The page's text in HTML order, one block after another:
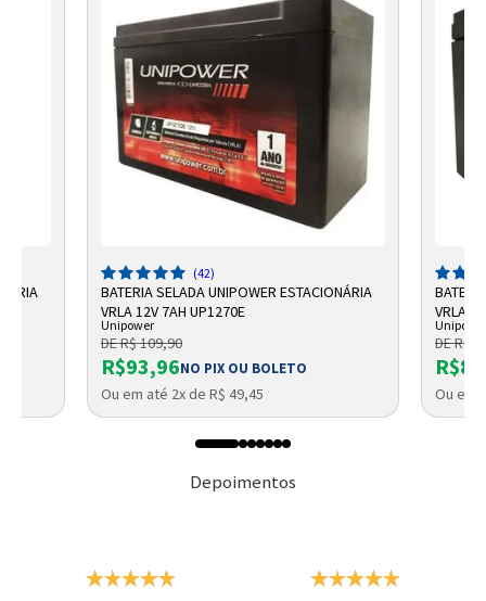
(42)
BATERIA SELADA UNIPOWER ESTACIONÁRIA
VRLA 12V 7AH UP1270E
Unipower
DE R$ 109,90
R$93,96NO PIX OU BOLETO
Ou em até 2x de R$ 49,45
VRLA
DE R$
Ou em
Depoimentos